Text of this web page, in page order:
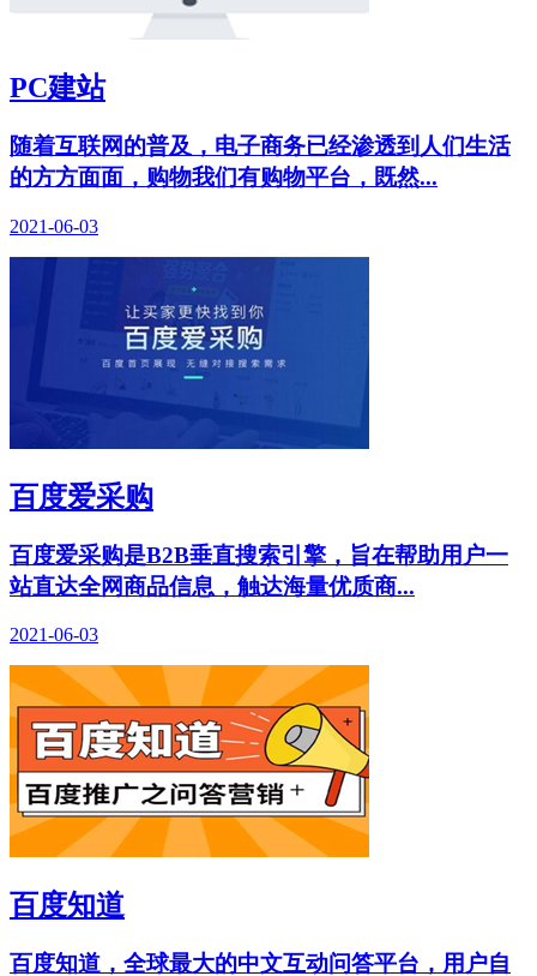
PC建站
随着互联网的普及，电子商务已经渗透到人们生活
的方方面面，购物我们有购物平台，既然...
2021-06-03
百度爱采购
百度爱采购是B2B垂直搜索引擎，旨在帮助用户一
站直达全网商品信息，触达海量优质商...
2021-06-03
百度知道
百度知道，全球最大的中文互动问答平台，用户自